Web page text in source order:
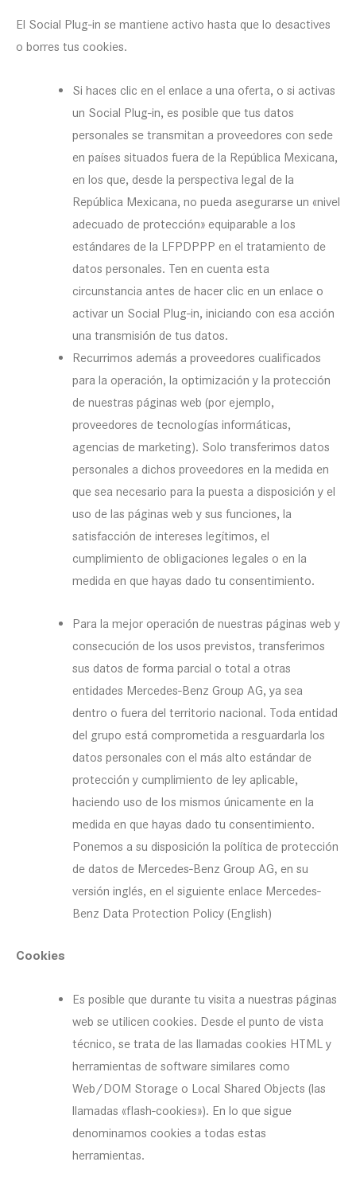
El Social Plug-in se mantiene activo hasta que lo desactives
o borres tus cookies.
Si haces clic en el enlace a una oferta, o si activas
un Social Plug-in, es posible que tus datos
personales se transmitan a proveedores con sede
en países situados fuera de la República Mexicana,
en los que, desde la perspectiva legal de la
República Mexicana, no pueda asegurarse un «nivel
adecuado de protección» equiparable a los
estándares de la LFPDPPP en el tratamiento de
datos personales. Ten en cuenta esta
circunstancia antes de hacer clic en un enlace o
activar un Social Plug-in, iniciando con esa acción
una transmisión de tus datos.
Recurrimos además a proveedores cualificados
para la operación, la optimización y la protección
de nuestras páginas web (por ejemplo,
proveedores de tecnologías informáticas,
agencias de marketing). Solo transferimos datos
personales a dichos proveedores en la medida en
que sea necesario para la puesta a disposición y el
uso de las páginas web y sus funciones, la
satisfacción de intereses legítimos, el
cumplimiento de obligaciones legales o en la
medida en que hayas dado tu consentimiento.
Para la mejor operación de nuestras páginas web y
consecución de los usos previstos, transferimos
sus datos de forma parcial o total a otras
entidades Mercedes-Benz Group AG, ya sea
dentro o fuera del territorio nacional. Toda entidad
del grupo está comprometida a resguardarla los
datos personales con el más alto estándar de
protección y cumplimiento de ley aplicable,
haciendo uso de los mismos únicamente en la
medida en que hayas dado tu consentimiento.
Ponemos a su disposición la política de protección
de datos de Mercedes-Benz Group AG, en su
versión inglés, en el siguiente enlace Mercedes-
Benz Data Protection Policy (English)
Cookies
Es posible que durante tu visita a nuestras páginas
web se utilicen cookies. Desde el punto de vista
técnico, se trata de las llamadas cookies HTML y
herramientas de software similares como
Web/DOM Storage o Local Shared Objects (las
llamadas «flash-cookies»). En lo que sigue
denominamos cookies a todas estas
herramientas.